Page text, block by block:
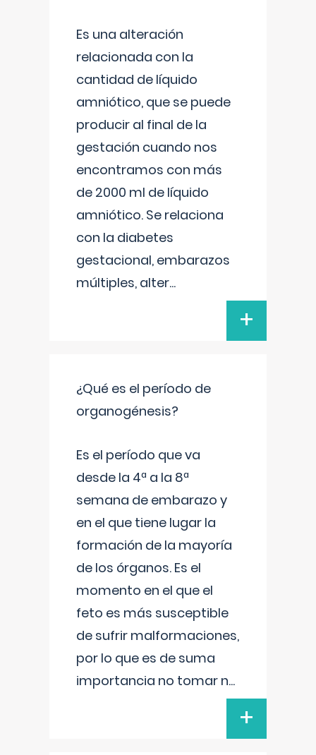
Es una alteración
relacionada con la
cantidad de líquido
amniótico, que se puede
producir al final de la
gestación cuando nos
encontramos con más
de 2000 ml de líquido
amniótico. Se relaciona
con la diabetes
gestacional, embarazos
múltiples, alter...
+
¿Qué es el período de
organogénesis?
Es el período que va
desde la 4ª a la 8ª
semana de embarazo y
en el que tiene lugar la
formación de la mayoría
de los órganos. Es el
momento en el que el
feto es más susceptible
de sufrir malformaciones,
por lo que es de suma
importancia no tomar n...
+